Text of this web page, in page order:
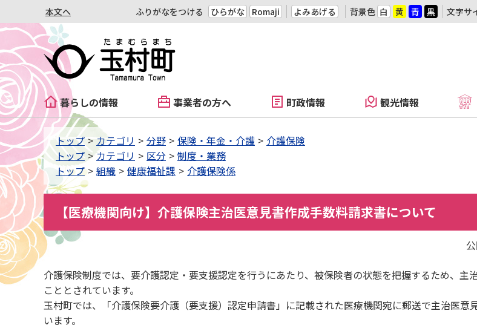
本文へ ふりがなをつける ひらがな Romaji よみあげる 背景色 白 黄 青 黒 文字サ
暮らしの情報 事業者の方へ 町政情報 観光情報
トップ カテゴリ 分野 保険・年金・介護
介護保険
トップ
カテゴリ 区分
制度・業務
トップ
組織 健康福祉課 介護保険係
【医療機関向け】介護保険主治医意見書作成手数料請求書について
介護保険制度では、要介護認定・要支援認定を行うにあたり、被保険者の状態を把握するため、主
こととされています。
玉村町では、「介護保険要介護（要支援）認定申請書」に記載された医療機関宛に郵送で主治医意
います。